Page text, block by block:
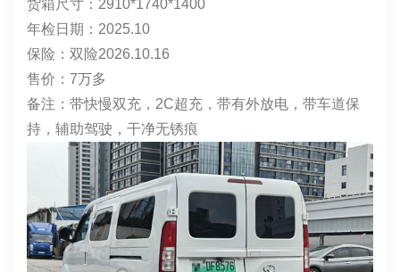
✨品牌型号：瑞驰R5（客运版）
上牌时间：2025年10月17日
表显里程：81171
电池度数：赣锋52
续航：300
车身颜色：白
货箱尺寸：2910*1740*1400
年检日期：2025.10